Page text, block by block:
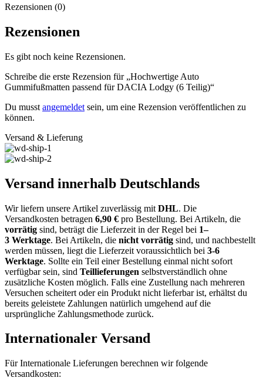
Rezensionen (0)
Rezensionen
Es gibt noch keine Rezensionen.
Schreibe die erste Rezension für „Hochwertige Auto
Gummifußmatten passend für DACIA Lodgy (6 Teilig)“
Du musst angemeldet sein, um eine Rezension veröffentlichen zu
können.
Versand & Lieferung
Versand innerhalb Deutschlands
Wir liefern unsere Artikel zuverlässig mit DHL. Die
Versandkosten betragen 6,90 € pro Bestellung. Bei Artikeln, die
vorrätig sind, beträgt die Lieferzeit in der Regel bei 1–
3 Werktage. Bei Artikeln, die nicht vorrätig sind, und nachbestellt
werden müssen, liegt die Lieferzeit voraussichtlich bei 3-6
Werktage. Sollte ein Teil einer Bestellung einmal nicht sofort
verfügbar sein, sind Teillieferungen selbstverständlich ohne
zusätzliche Kosten möglich. Falls eine Zustellung nach mehreren
Versuchen scheitert oder ein Produkt nicht lieferbarist, erhältst du
bereits geleistete Zahlungen natürlich umgehend auf die
ursprüngliche Zahlungsmethode zurück.
Internationaler Versand
Für Internationale Lieferungen berechnen wir folgende
Versandkosten: